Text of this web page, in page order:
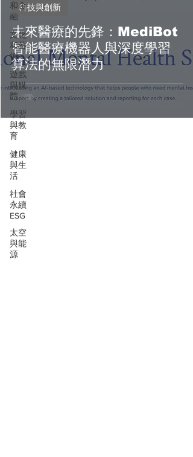
和金
融
文化
和藝
術
遊戲
與媒
體
學習
與教
育
健康
與生
活
社會
永續
ESG
太空
與能
源
未來醫療的先鋒：MediBot
智能醫療機器人與深度學習
算法的無限潛力
科技與創新